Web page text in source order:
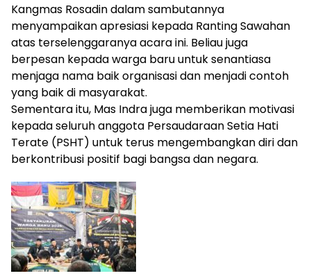
Kangmas Rosadin dalam sambutannya
menyampaikan apresiasi kepada Ranting Sawahan
atas terselenggaranya acara ini. Beliau juga
berpesan kepada warga baru untuk senantiasa
menjaga nama baik organisasi dan menjadi contoh
yang baik di masyarakat.
Sementara itu, Mas Indra juga memberikan motivasi
kepada seluruh anggota Persaudaraan Setia Hati
Terate (PSHT) untuk terus mengembangkan diri dan
berkontribusi positif bagi bangsa dan negara.